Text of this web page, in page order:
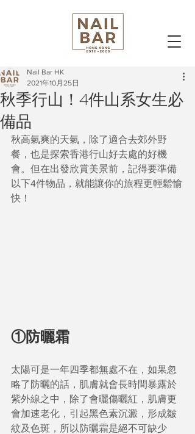
秋季行山！4件山系女生必
備品
Nail Bar HK
2021年10月25日
秋高氣爽的天氣，除了適合去郊外野
餐，也是探索香港行山好去處的好機
會。但在出發欣賞美景前，記得要準備
以下4件物品，就能讓你的旅程更輕鬆愉
快！
①防曬霜
太陽可是一年四季都無處不在，如果忽
略了防曬的話，肌膚就會長時間暴露於
紫外線之中，除了會曬傷曬紅，肌膚更
會加速老化，引起黑色素沉澱，形成皺
紋及色斑，所以防曬霜是絕不可缺少